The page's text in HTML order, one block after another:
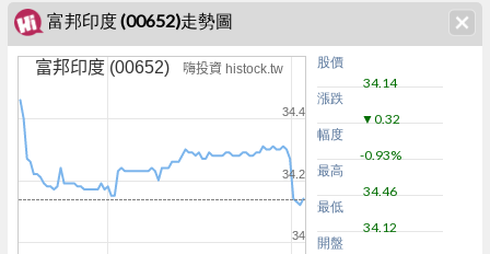
富邦印度 (00652)走勢圖
富邦印度 (00652) 嗨投資 histock.tw
34
34.2
34.4
股價
34.14
漲跌
▼0.32
幅度
-0.93%
最高
34.46
最低
34.12
開盤